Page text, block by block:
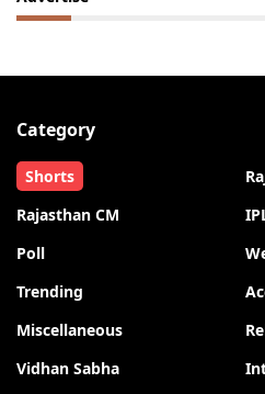
Category
Shorts
Rajasthan CM
Poll
Trending
Miscellaneous
Vidhan Sabha